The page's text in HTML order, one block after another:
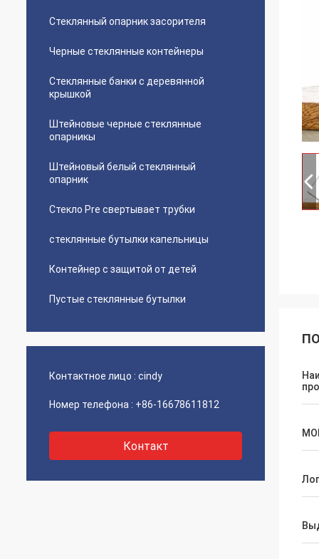
Стеклянный опарник засорителя
Черные стеклянные контейнеры
Стеклянные банки с деревянной
крышкой
Штейновые черные стеклянные
опарникы
Штейновый белый стеклянный
опарник
Стекло Pre свертывает трубки
стеклянные бутылки капельницы
Контейнер с защитой от детей
Пустые стеклянные бутылки
Контактное лицо : cindy
Номер телефона : +86-16678611812
Контакт